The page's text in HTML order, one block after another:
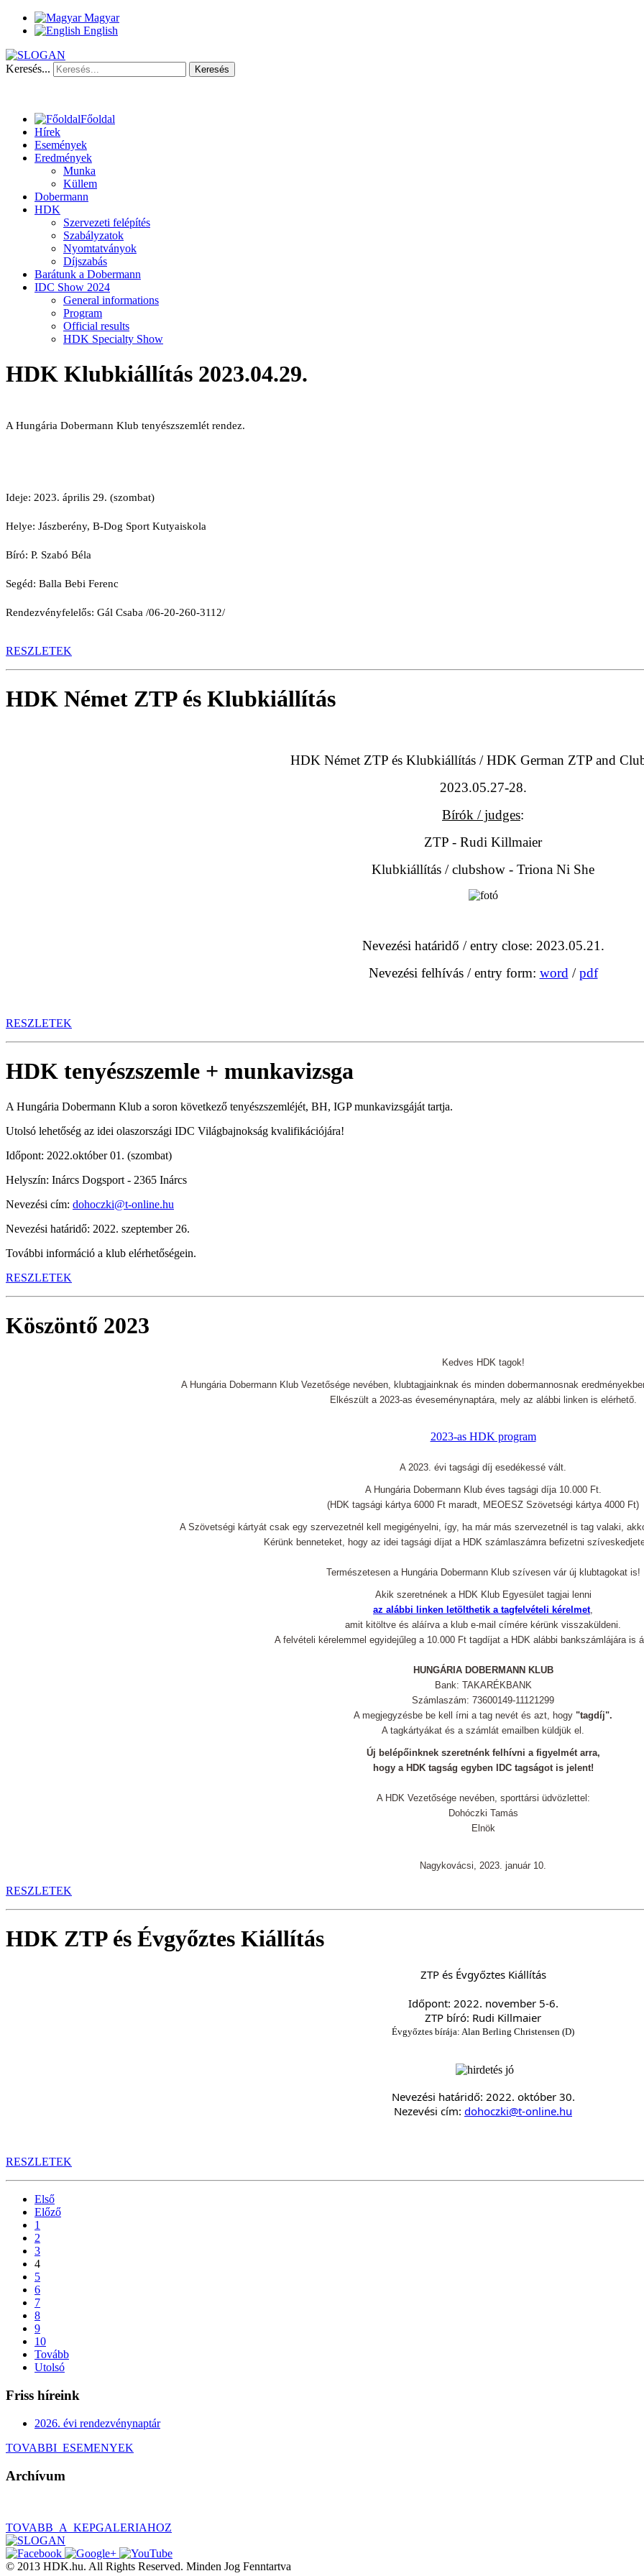
Magyar
English
Keresés... Keresés
Főoldal
Hírek
Események
Eredmények
Munka
Küllem
Dobermann
HDK
Szervezeti felépítés
Szabályzatok
Nyomtatványok
Díjszabás
Barátunk a Dobermann
IDC Show 2024
General informations
Program
Official results
HDK Specialty Show
HDK Klubkiállítás 2023.04.29.
A Hungária Dobermann Klub tenyészszemlét rendez.
Ideje: 2023. április 29. (szombat)
Helye: Jászberény, B-Dog Sport Kutyaiskola
Bíró: P. Szabó Béla
Segéd: Balla Bebi Ferenc
Rendezvényfelelős: Gál Csaba /06-20-260-3112/
RESZLETEK
HDK Német ZTP és Klubkiállítás
HDK Német ZTP és Klubkiállítás / HDK German ZTP and
2023.05.27-28.
Bírók / judges:
ZTP - Rudi Killmaier
Klubkiállítás / clubshow - Triona Ni She
Nevezési határidő / entry close: 2023.05.21.
Nevezési felhívás / entry form: word /pdf
RESZLETEK
HDK tenyészszemle + munkavizsga
A Hungária Dobermann Klub a soron következő tenyészszemléjét, BH, IGP munkavizsgáját tartja.
Utolsó lehetőség az idei olaszországi IDC Világbajnokság kvalifikációjára!
Időpont: 2022.október 01. (szombat)
Helyszín: Inárcs Dogsport - 2365 Inárcs
Nevezési cím: dohoczki@t-online.hu
Nevezési határidő: 2022. szeptember 26.
További információ a klub elérhetőségein.
RESZLETEK
Köszöntő 2023
Kedves HDK tagok!
A Hungária Dobermann Klub Vezetősége nevében, klubtagjainknak és minden dobermannosnak
Elkészült a 2023-as éveseménynaptára, mely az alábbi linken is elérhető.
2023-as HDK program
A 2023. évi tagsági díj esedékessé vált.
A Hungária Dobermann Klub éves tagsági díja 10.000 Ft.
(HDK tagsági kártya 6000 Ft maradt, MEOESZ Szövetségi kártya 4000 Ft)
A Szövetségi kártyát csak egy szervezetnél kell megigényelni, így, ha már más szervezetnél is tag valaki,
Kérünk benneteket, hogy az idei tagsági díjat a HDK számlaszámra befizetni
Természetesen a Hungária Dobermann Klub szívesen vár új klubtagokat is!
Akik szeretnének a HDK Klub Egyesület tagjai lenni
az alábbi linken letölthetik a tagfelvételi kérelmet,
amit kitöltve és aláírva a klub e-mail címére kérünk visszaküldeni.
A felvételi kérelemmel egyidejűleg a 10.000 Ft tagdíjata HDK alábbi bankszámlájára is
HUNGÁRIA DOBERMANN KLUB
Bank: TAKARÉKBANK
Számlaszám: 73600149-11121299
A megjegyzésbe be kell írni a tag nevét és azt, hogy "tagdíj".
A tagkártyákat és a számlát emailben küldjük el.
Új belépőinknek szeretnénk felhívni a figyelmét arra,
hogy a HDK tagság egyben IDC tagságot is jelent!
A HDK Vezetősége nevében, sporttársi üdvözlettel:
Dohóczki Tamás
Elnök
Nagykovácsi, 2023. január 10.
RESZLETEK
HDK ZTP és Évgyőztes Kiállítás
ZTP és Évgyőztes Kiállítás
Időpont: 2022. november 5-6.
ZTP bíró: Rudi Killmaier
Évgyőztes bírája: Alan Berling Christensen (D)
Nevezési határidő: 2022. október 30.
Nezevési cím: dohoczki@t-online.hu
RESZLETEK
Első
Előző
1
2
3
4
5
6
7
8
9
10
Tovább
Utolsó
Friss híreink
2026. évi rendezvénynaptár
TOVABBI_ESEMENYEK
Archívum
TOVABB_A_KEPGALERIAHOZ
© 2013 HDK.hu. All Rights Reserved. Minden Jog Fenntartva